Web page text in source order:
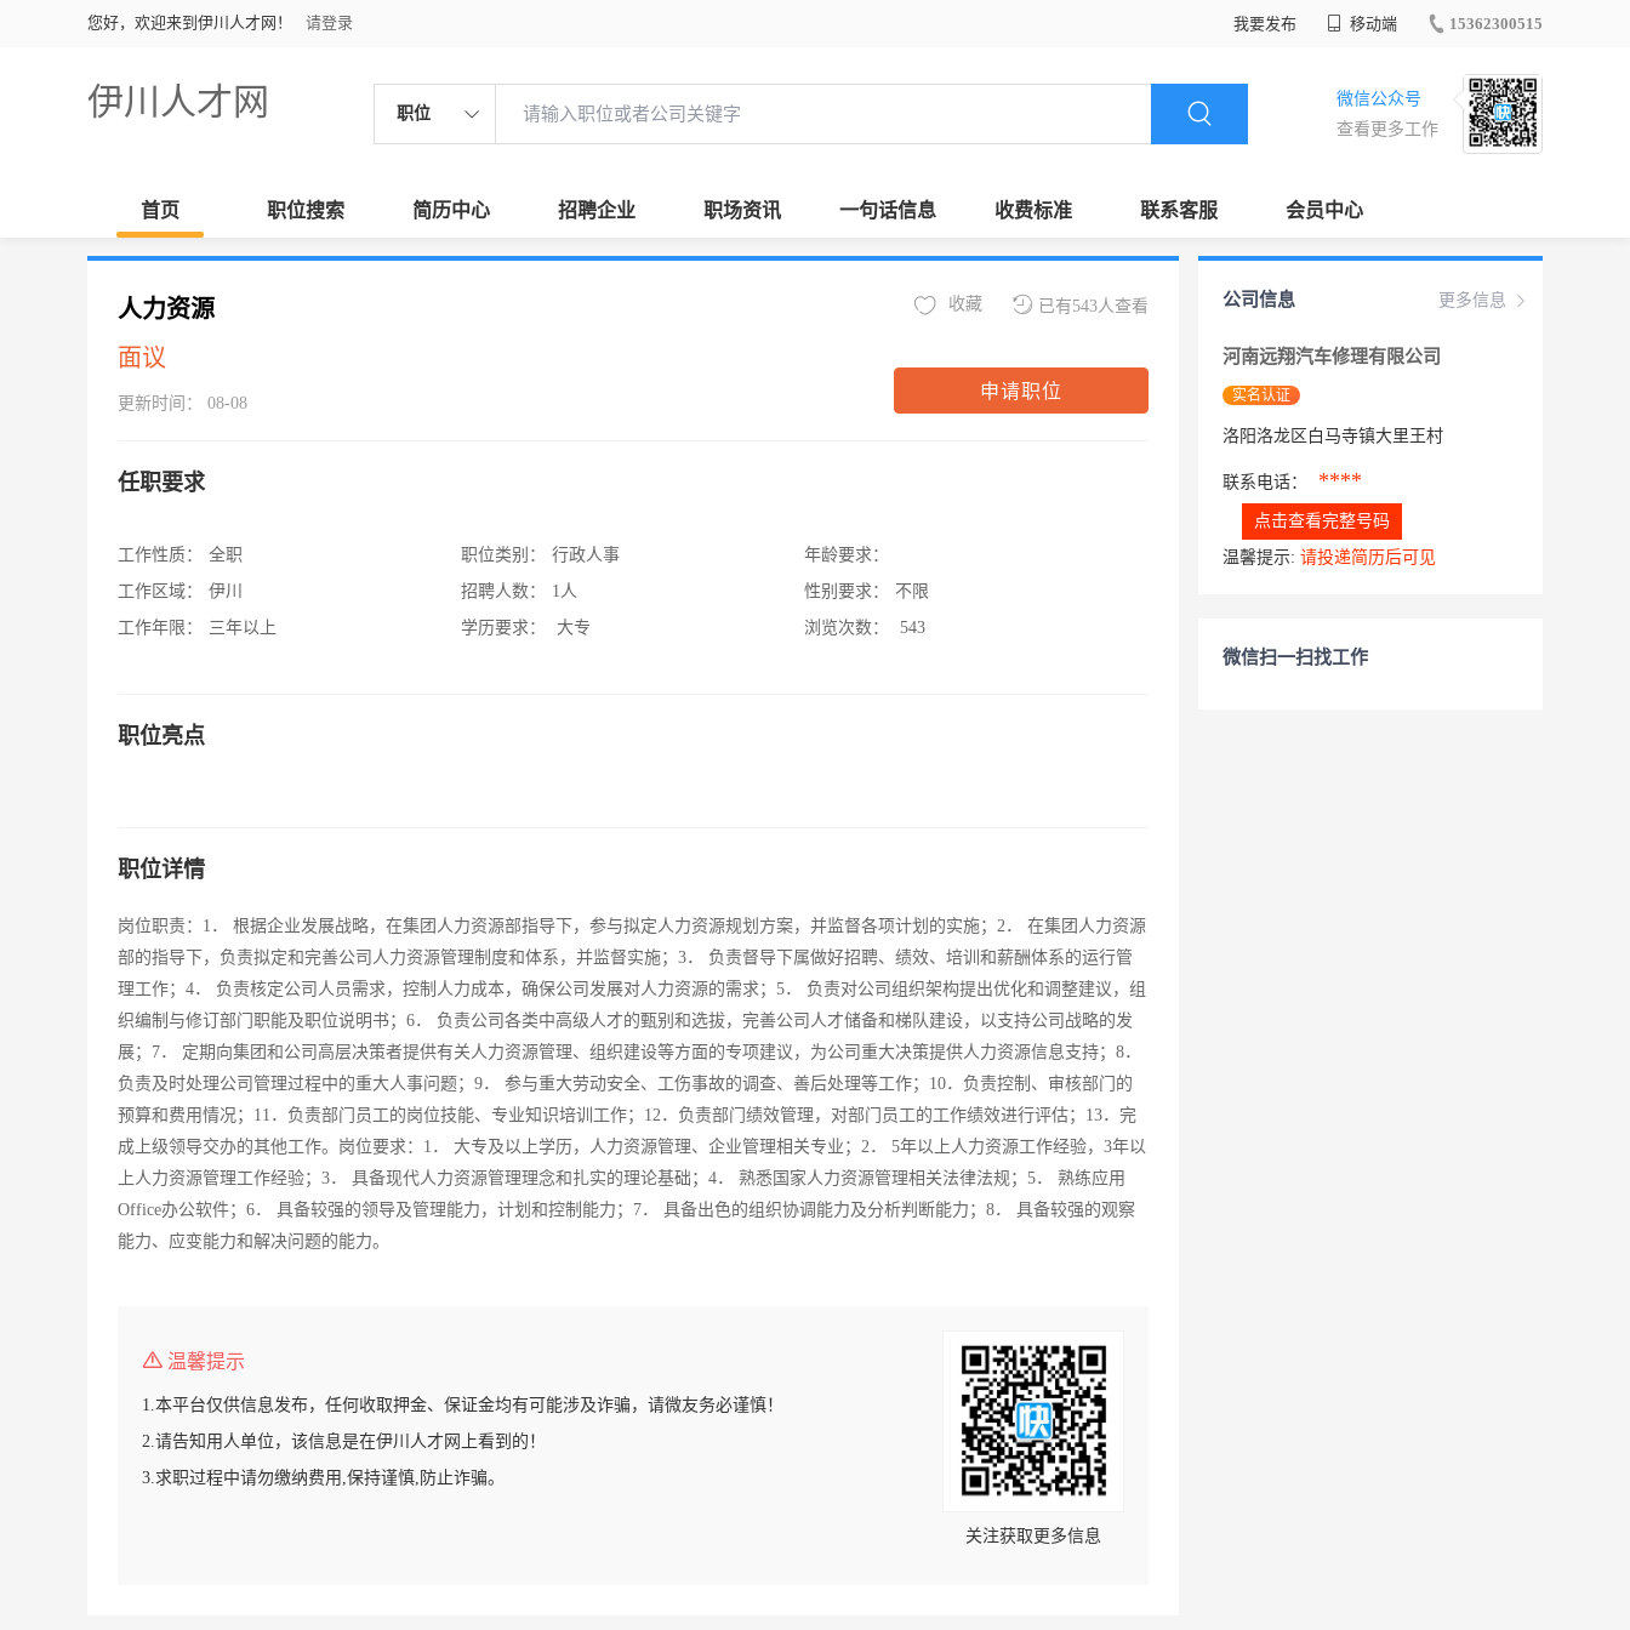
您好，欢迎来到伊川人才网！ 请登录 我要发布 移动端 15362300515
伊川人才网 职位
微信公众号
查看更多工作
首页 职位搜索 简历中心 招聘企业 职场资讯 一句话信息 收费标准 联系客服 会员中心
人力资源
面议
更新时间： 08-08
已有543人查看
收藏
申请职位
任职要求
工作性质：
全职
工作区域：
伊川
工作年限：
三年以上
职位类别：
行政人事
招聘人数：
1人
学历要求：
大专
年龄要求：
性别要求：
不限
浏览次数：
543
职位亮点
职位详情
岗位职责：1． 根据企业发展战略，在集团人力资源部指导下，参与拟定人力资源规划方案，并监督各项计划的实施；2． 在集团人力资源
部的指导下，负责拟定和完善公司人力资源管理制度和体系，并监督实施；3． 负责督导下属做好招聘、绩效、培训和薪酬体系的运行管
理工作；4． 负责核定公司人员需求，控制人力成本，确保公司发展对人力资源的需求；5． 负责对公司组织架构提出优化和调整建议，组
织编制与修订部门职能及职位说明书；6． 负责公司各类中高级人才的甄别和选拔，完善公司人才储备和梯队建设，以支持公司战略的发
展；7． 定期向集团和公司高层决策者提供有关人力资源管理、组织建设等方面的专项建议，为公司重大决策提供人力资源信息支持；8．
负责及时处理公司管理过程中的重大人事问题；9． 参与重大劳动安全、工伤事故的调查、善后处理等工作；10．负责控制、审核部门的
预算和费用情况；11．负责部门员工的岗位技能、专业知识培训工作；12．负责部门绩效管理，对部门员工的工作绩效进行评估；13．完
成上级领导交办的其他工作。岗位要求：1． 大专及以上学历，人力资源管理、企业管理相关专业；2． 5年以上人力资源工作经验，3年以
上人力资源管理工作经验；3． 具备现代人力资源管理理念和扎实的理论基础；4． 熟悉国家人力资源管理相关法律法规；5． 熟练应用
Office办公软件；6． 具备较强的领导及管理能力，计划和控制能力；7． 具备出色的组织协调能力及分析判断能力；8． 具备较强的观察
能力、应变能力和解决问题的能力。
温馨提示
1.本平台仅供信息发布，任何收取押金、保证金均有可能涉及诈骗，请微友务必谨慎！
2.请告知用人单位，该信息是在伊川人才网上看到的！
3.求职过程中请勿缴纳费用,保持谨慎,防止诈骗。
关注获取更多信息
更多信息
公司信息
河南远翔汽车修理有限公司
实名认证
洛阳洛龙区白马寺镇大里王村
联系电话： ****
点击查看完整号码
温馨提示: 请投递简历后可见
微信扫一扫找工作